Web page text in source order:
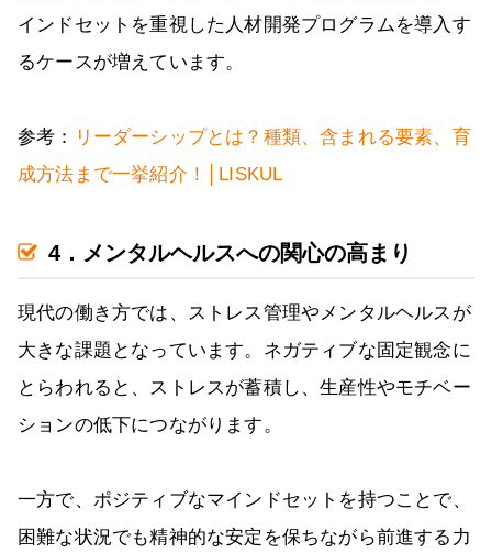
インドセットを重視した人材開発プログラムを導入す
るケースが増えています。
参考：
リーダーシップとは？種類、含まれる要素、育
成方法まで一挙紹介！│LISKUL
4．メンタルヘルスへの関心の高まり
現代の働き方では、ストレス管理やメンタルヘルスが
大きな課題となっています。ネガティブな固定観念に
とらわれると、ストレスが蓄積し、生産性やモチベー
ションの低下につながります。
一方で、ポジティブなマインドセットを持つことで、
困難な状況でも精神的な安定を保ちながら前進する力